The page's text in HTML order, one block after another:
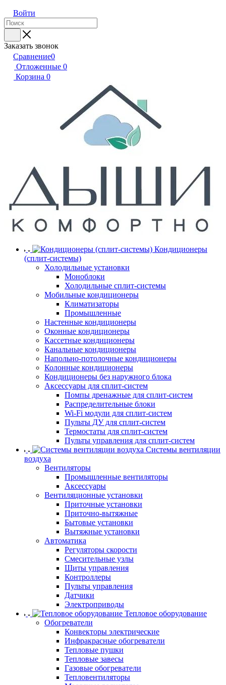
Войти
Заказать звонок
Сравнение0
Отложенные 0
Корзина 0
Кондиционеры
(сплит-системы)
Холодильные установки
Моноблоки
Холодильные сплит-системы
Мобильные кондиционеры
Климатизаторы
Промышленные
Настенные кондиционеры
Оконные кондиционеры
Кассетные кондиционеры
Канальные кондиционеры
Напольно-потолочные кондиционеры
Колонные кондиционеры
Кондиционеры без наружного блока
Аксессуары для сплит-систем
Помпы дренажные для сплит-систем
Распределительные блоки
Wi-Fi модули для сплит-систем
Пульты ДУ для сплит-систем
Термостаты для сплит-систем
Пульты управления для сплит-систем
Системы вентиляции
воздуха
Вентиляторы
Промышленные вентиляторы
Аксессуары
Вентиляционные установки
Приточные установки
Приточно-вытяжные
Бытовые установки
Вытяжные установки
Автоматика
Регуляторы скорости
Смесительные узлы
Щиты управления
Контроллеры
Пульты управления
Датчики
Электроприводы
Тепловое оборудование
Обогреватели
Конвекторы электрические
Инфракрасные обогреватели
Тепловые пушки
Тепловые завесы
Газовые обогреватели
Тепловентиляторы